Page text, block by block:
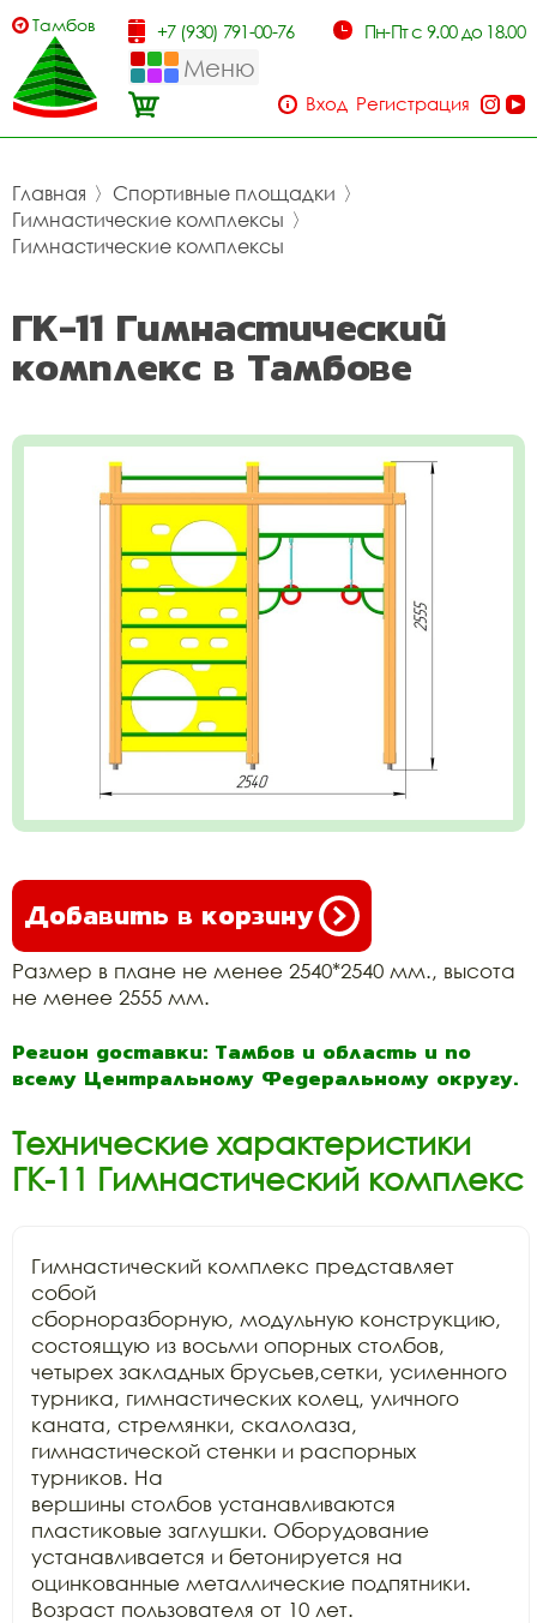
Тамбов +7 (930) 791-00-76 Пн-Пт с 9.00 до 18.00
Меню
Вход Регистрация
Главная 〉 Спортивные площадки 〉
Гимнастические комплексы 〉
Гимнастические комплексы
ГК-11 Гимнастический
комплекс в Тамбове
Добавить в корзину
Размер в плане не менее 2540*2540 мм., высота
не менее 2555 мм.
Регион доставки: Тамбов и область и по
всему Центральному Федеральному округу.
Технические характеристики
ГК-11 Гимнастический комплекс
Гимнастический комплекс представляет
собой
сборноразборную, модульную конструкцию,
состоящую из восьми опорных столбов,
четырех закладных брусьев,сетки, усиленного
турника, гимнастических колец, уличного
каната, стремянки, скалолаза,
гимнастической стенки и распорных
турников. На
вершины столбов устанавливаются
пластиковые заглушки. Оборудование
устанавливается и бетонируется на
оцинкованные металлические подпятники.
Возраст пользователя от 10 лет.